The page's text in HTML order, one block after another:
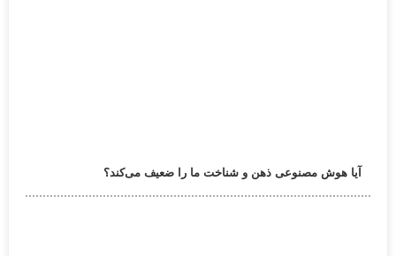
آیا هوش مصنوعی ذهن و شناخت ما را ضعیف می‌کند؟